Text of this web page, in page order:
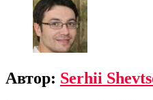
Автор: Serhii